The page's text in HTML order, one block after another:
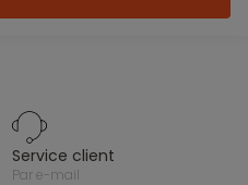
service client
par e-mail